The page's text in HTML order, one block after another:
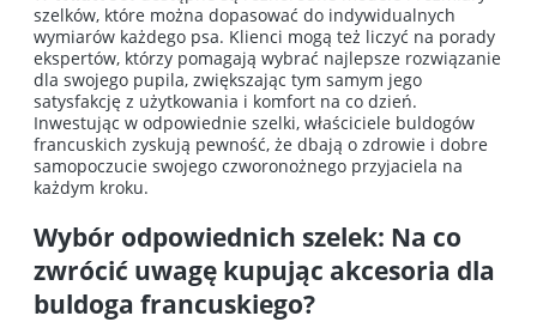
szelków, które można dopasować do indywidualnych
wymiarów każdego psa. Klienci mogą też liczyć na porady
ekspertów, którzy pomagają wybrać najlepsze rozwiązanie
dla swojego pupila, zwiększając tym samym jego
satysfakcję z użytkowania i komfort na co dzień.
Inwestując w odpowiednie szelki, właściciele buldogów
francuskich zyskują pewność, że dbają o zdrowie i dobre
samopoczucie swojego czworonożnego przyjaciela na
każdym kroku.
Wybór odpowiednich szelek: Na co
zwrócić uwagę kupując akcesoria dla
buldoga francuskiego?